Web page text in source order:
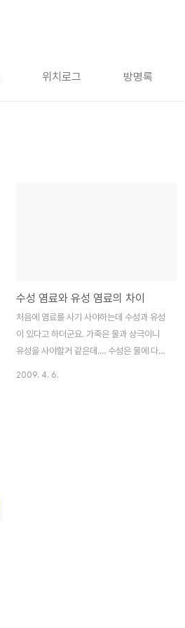
위치로그 방명록
수성 염료와 유성 염료의 차이
처음에 염료를 사기 사야하는데 수성과 유성
이 있다고 하더군요. 가죽은 물과 상극이니
유성을 사야할거 같은데.... 수성은 물에 다으
2009. 4. 6.